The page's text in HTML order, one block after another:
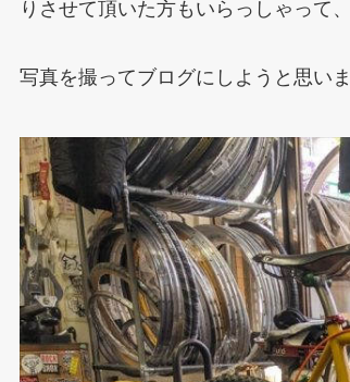
りさせて頂いた方もいらっしゃって
写真を撮ってブログにしようと思い